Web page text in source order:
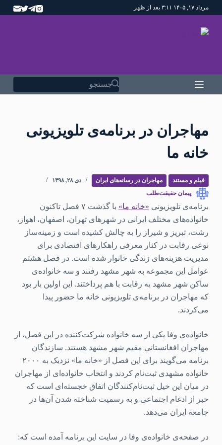
م
مرداد ۱۷, ۱۴۰۵ ۳:۱۱ بعد از ظهر
ای
مهاجران در برنامه‌ی تلویزیونی
خانه‌ ما
فیلم و مستند مهاجران در رسانه‌های ایران
دی ۲۸, ۱۳۹۸
پیمان حقیقت‌طلب
برنامه‌ی تلویزیونی «خانه ما»
با گذشت ۷ فصل تاکنون
خانواده‌های مختلف ایرانی در شهرهای تهران، اصفهان، اهواز،
رشت، تبریز و شیراز را به چالش کشیده است و زمینه‌ساز
نوعی رقابت در کنار معرفی راهکارهای اقتصادی برای
مدیریت هزینه‌های زندگی خانوار شده است. در فصل هشتم
عوامل این مجموعه به شهر مشهد رفتند و سه خانواده‌ی
ساکن شهر مشهد به رقابت با هم پرداختند. این اولین بار بود
که مهاجران در برنامه‌ی تلویزیونی خانه ما حضور پیدا
می‌کردند.
خانواده‌ی وفا یکی از سه خانواده شرکت‌کننده در این فصل، از
مهاجران افغانستانی‌ مقیم شهر مشهد هستند. سازندگان
برنامه می‌گویند برای این فصل از «خانه ما» نزدیک به ۲۰۰۰
خانواده مشهدی ثبت‌نام کردند و انتخاب خانواده‌ای از مهاجران
در میان این خیل ثبت‌نام‌کنندگان اتفاق خجسته‌ای است که
خبر از ادغام اجتماعی و به رسمیت شناخته شدن آن‌ها در
جامعه ایران می‌دهد.
در صفحه‌ی خانواده‌ی وفا در سایت این برنامه آمده است که: